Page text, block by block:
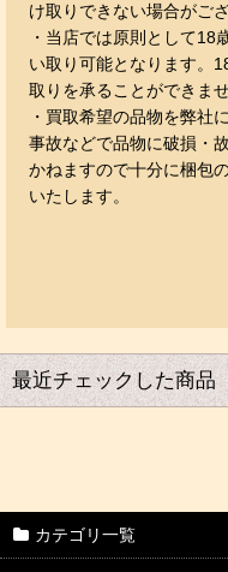
け取りできない場合がござ
・当店では原則として18
い取り可能となります。
取りを承ることができま
・買取希望の品物を弊社
事故などで品物に破損・
かねますので十分に梱包
いたします。
最近チェックした商品
カテゴリ一覧